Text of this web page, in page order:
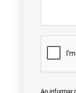
Ao informar